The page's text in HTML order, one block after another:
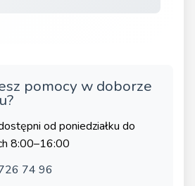
pomocy w doborze
od poniedziałku do
8:00–16:00
74 96